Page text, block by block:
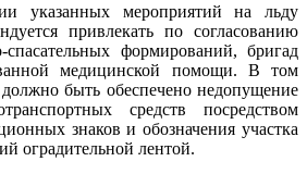
указанных мероприятий на льду
привлекать по согласованию
спасательных формирований, бригад
медицинской помощи. В том
должно быть обеспечено недопущение
средств посредством
знаков и обозначения участка
оградительной лентой.